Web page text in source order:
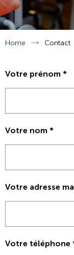
Français
Home Contact
Votre prénom *
Votre nom *
Votre adresse
Votre téléphone